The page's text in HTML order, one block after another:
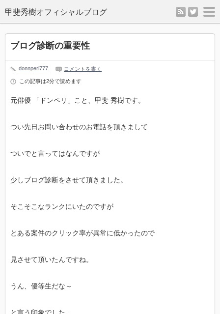
rss twitter
ブログ診断の重要性
donnperi777 コメントを書く
この記事は2分で読めます
元俳優 「ドンペリ」こと、甲斐 秀樹です。
つい先日お問い合わせのお電話を頂きまして
ついでと言ってはなんですが
少しブログ診断をさせて頂きました。
そこそこなランクにいたのですが
とある案件のクリック率が異常に低かったので
見させて頂いたんですね。
うん、優等生だな～